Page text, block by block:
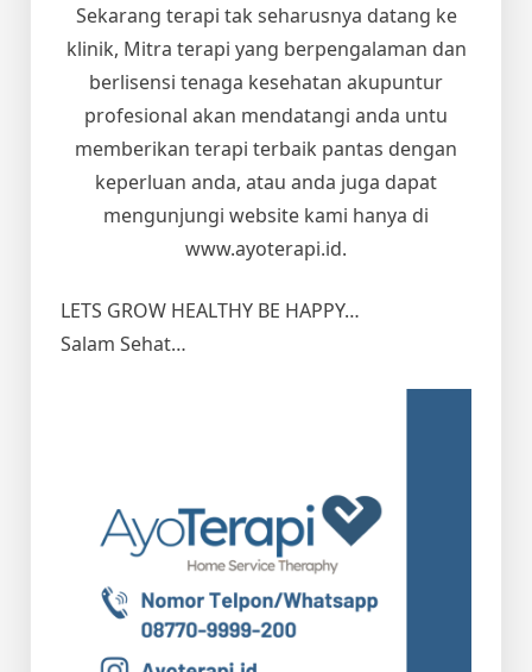
Sekarang terapi tak seharusnya datang ke
klinik, Mitra terapi yang berpengalaman dan
berlisensi tenaga kesehatan akupuntur
profesional akan mendatangi anda untu
memberikan terapi terbaik pantas dengan
keperluan anda, atau anda juga dapat
mengunjungi website kami hanya di
www.ayoterapi.id.
LETS GROW HEALTHY BE HAPPY…
Salam Sehat…